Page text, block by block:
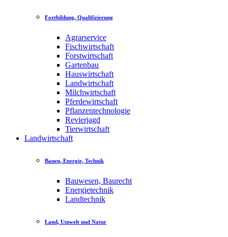
Fortbildung, Qualifizierung
Agrarservice
Fischwirtschaft
Forstwirtschaft
Gartenbau
Hauswirtschaft
Landwirtschaft
Milchwirtschaft
Pferdewirtschaft
Pflanzentechnologie
Revierjagd
Tierwirtschaft
Landwirtschaft
Bauen, Energie, Technik
Bauwesen, Baurecht
Energietechnik
Landtechnik
Land, Umwelt und Natur